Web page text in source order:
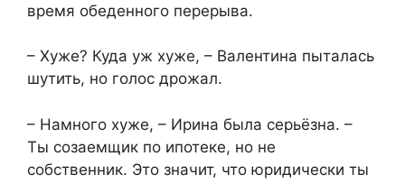
время обеденного перерыва.
– Хуже? Куда уж хуже, – Валентина пыталась
шутить, но голос дрожал.
– Намного хуже, – Ирина была серьёзна. –
Ты созаемщик по ипотеке, но не
собственник. Это значит, что юридически ты